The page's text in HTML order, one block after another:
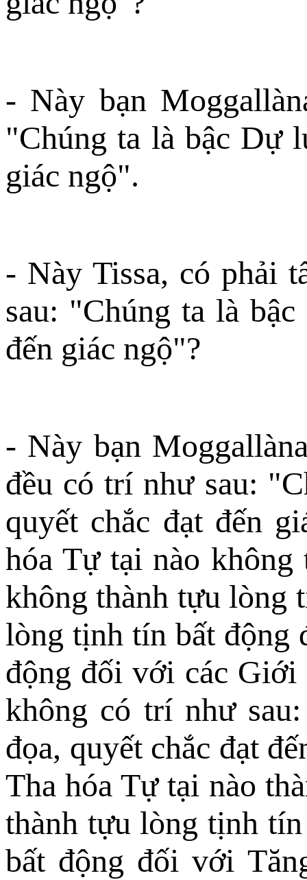
- Này bạn
"Chúng ta là bậc Dự
giác ngộ".
- Này Tissa, có phải
sau: "Chúng ta là
đến giác ngộ"?
- Này bạn
đều có trí như sau:
quyết chắc đạt đến
hóa Tự tại nào
không thành tựu lòng
lòng tịnh tín bất động
động đối với các Giới
không có trí như
đọa, quyết chắc đạt
Tha hóa Tự tại nào
thành tựu lòng tịnh
bất động đối với